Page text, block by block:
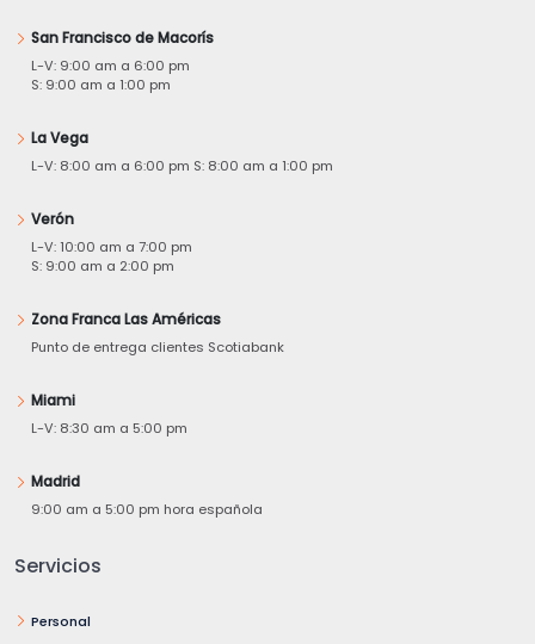
San Francisco de Macorís
L-V: 9:00 am a 6:00 pm
S: 9:00 am a 1:00 pm
La Vega
L-V: 8:00 am a 6:00 pm S: 8:00 am a 1:00 pm
Verón
L-V: 10:00 am a 7:00 pm
S: 9:00 am a 2:00 pm
Zona Franca Las Américas
Punto de entrega clientes Scotiabank
Miami
L-V: 8:30 am a 5:00 pm
Madrid
9:00 am a 5:00 pm hora española
Servicios
Personal